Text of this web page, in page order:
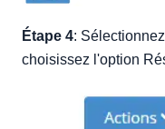
Étape 4:
choisissez l'option